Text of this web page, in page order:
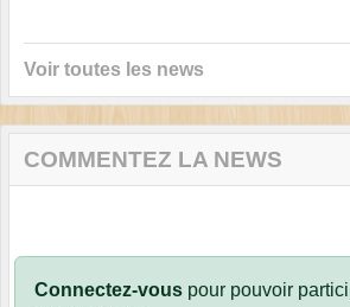
Voir toutes les news
COMMENTEZ LA NEWS
Connectez-vous pour pouvoir